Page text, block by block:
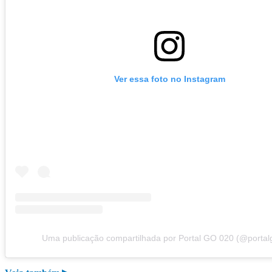
Ver essa foto no Instagram
Uma publicação compartilhada por Portal GO 020